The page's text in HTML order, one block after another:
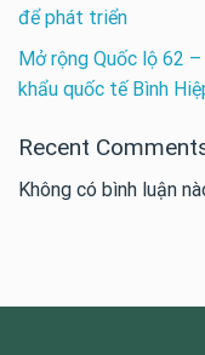
để phát triển
Mở rộng Quốc lộ 62
khẩu quốc tế Bình
Recent
Không có bình luận